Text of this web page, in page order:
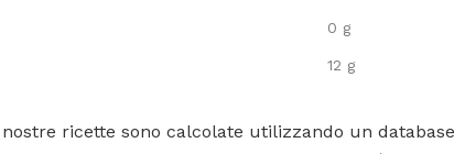
0 g
12 g
ricette sono calcolate utilizzando un